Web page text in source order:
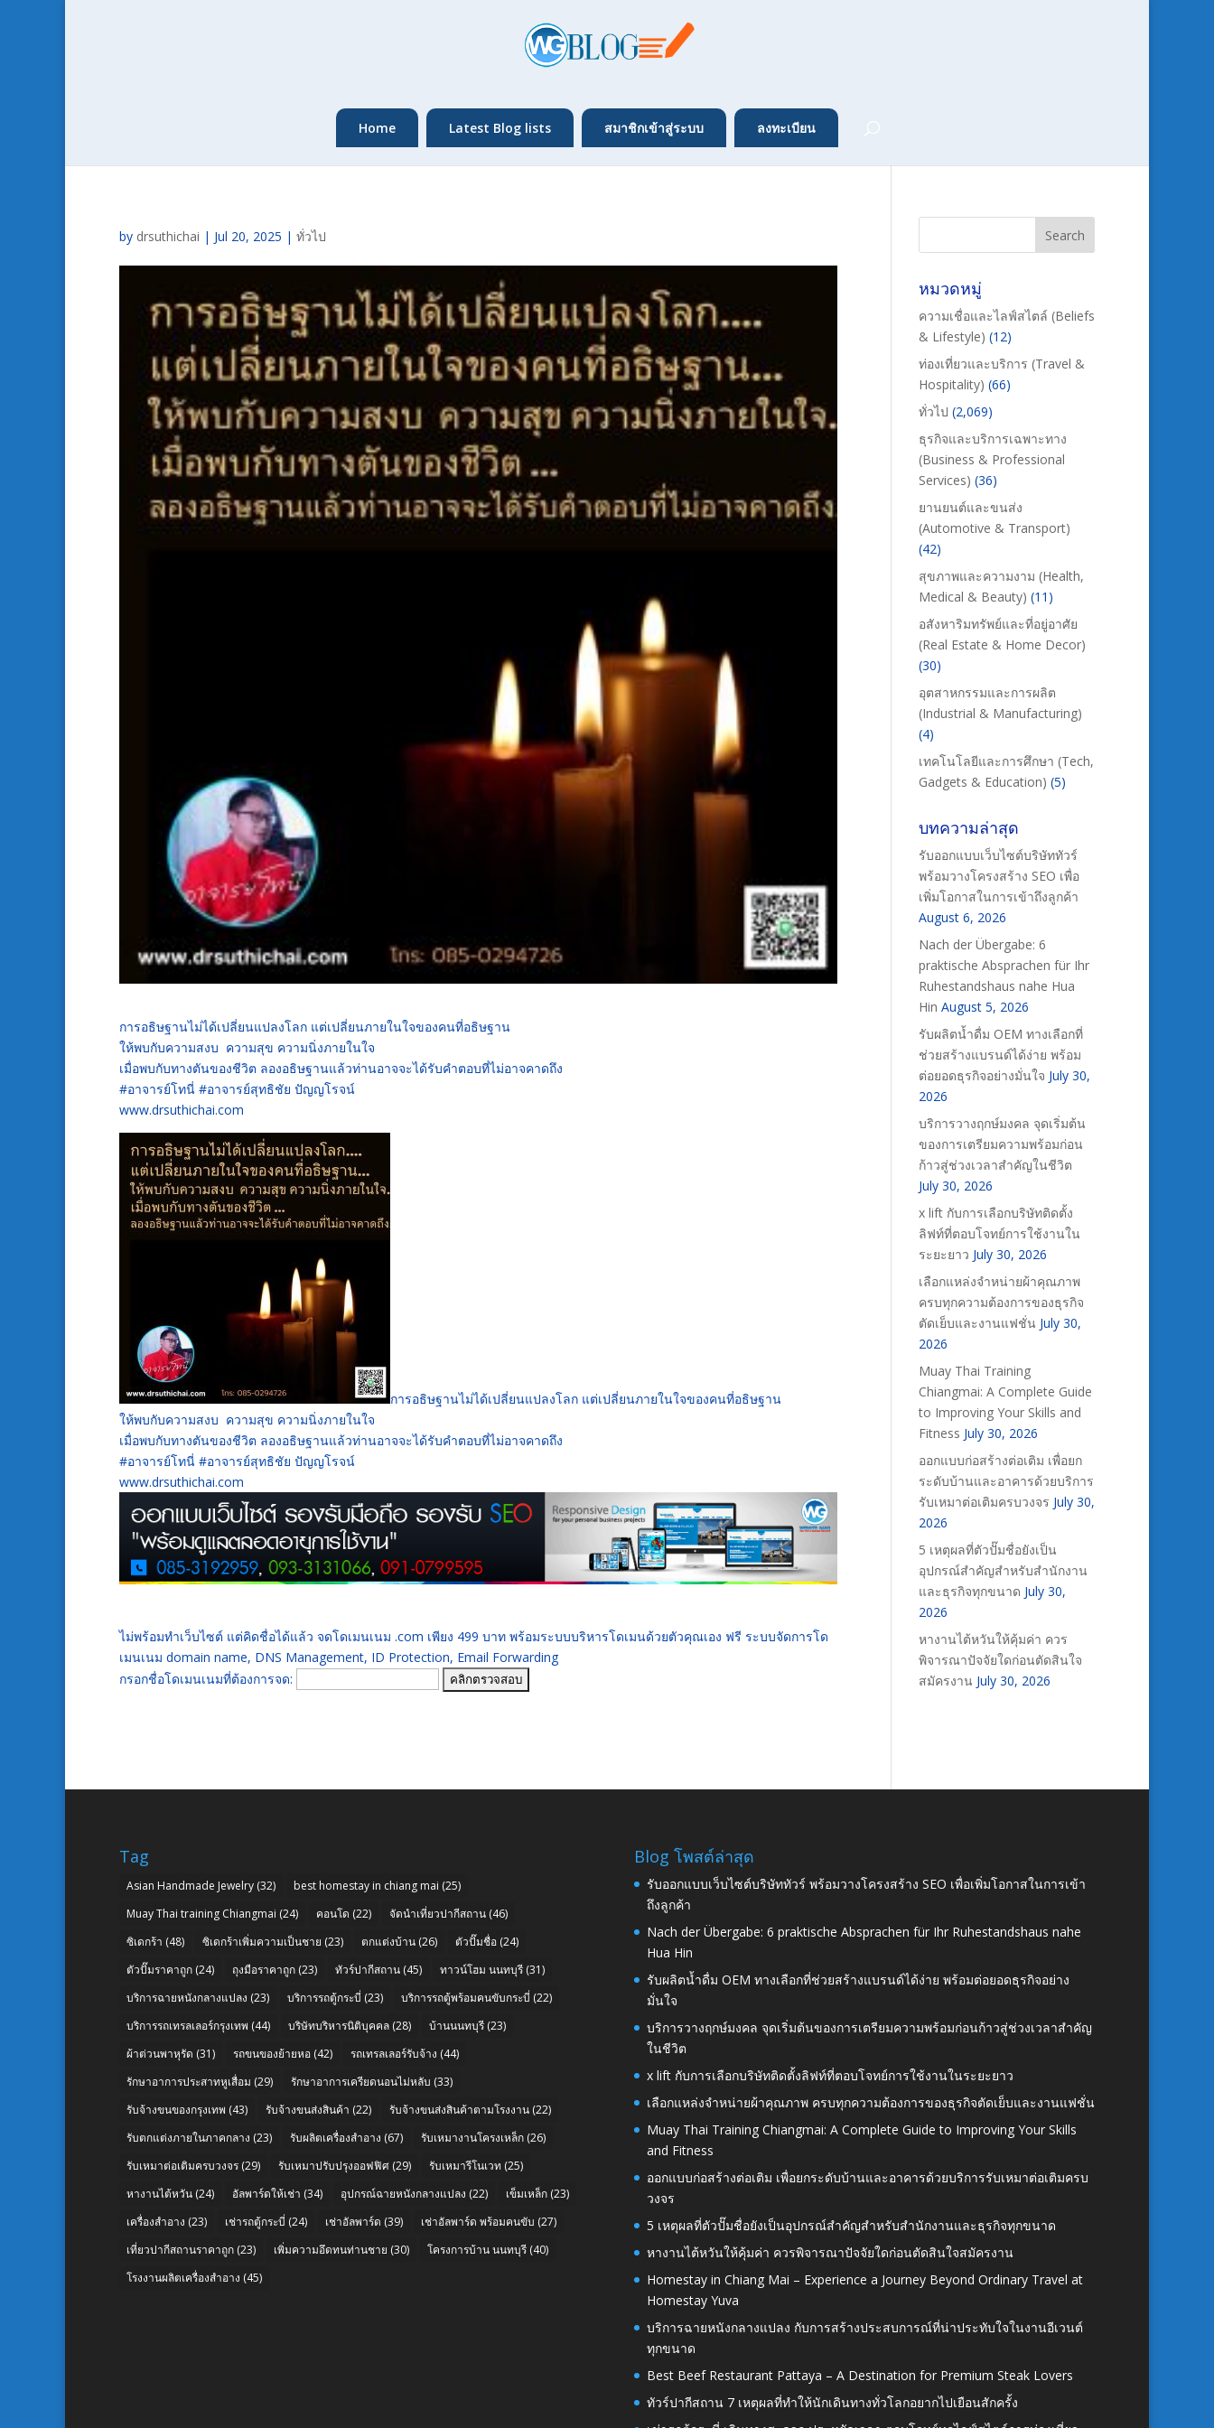
Home Latest Blog lists สมาชิกเข้าสู่ระบบ ลงทะเบียน
by drsuthichai | Jul 20, 2025 | ทั่วไป
การอธิษฐานไม่ได้เปลี่ยนแปลงโลก แต่เปลี่ยนภายในใจของคนที่อธิษฐาน
ให้พบกับความสงบ ความสุข ความนิ่งภายในใจ
เมื่อพบกับทางตันของชีวิต ลองอธิษฐานแล้วท่านอาจจะได้รับคำตอบที่ไม่อาจคาดถึง
#อาจารย์โทนี่ #อาจารย์สุทธิชัย ปัญญโรจน์
www.drsuthichai.com
การอธิษฐานไม่ได้เปลี่ยนแปลงโลก แต่เปลี่ยนภายในใจของคนที่อธิษฐาน
ให้พบกับความสงบ ความสุข ความนิ่งภายในใจ
เมื่อพบกับทางตันของชีวิต ลองอธิษฐานแล้วท่านอาจจะได้รับคำตอบที่ไม่อาจคาดถึง
#อาจารย์โทนี่ #อาจารย์สุทธิชัย ปัญญโรจน์
www.drsuthichai.com
ไม่พร้อมทำเว็บไซต์ แต่คิดชื่อได้แล้ว จดโดเมนเนม .com เพียง 499 บาท พร้อมระบบบริหารโดเมนด้วยตัวคุณเอง ฟรี ระบบจัดการโด
เมนเนม domain name, DNS Management, ID Protection, Email Forwarding
กรอกชื่อโดเมนเนมที่ต้องการจด:
หมวดหมู่
ความเชื่อและไลฟ์สไตล์ (Beliefs
& Lifestyle) (12)
ท่องเที่ยวและบริการ (Travel &
Hospitality) (66)
ทั่วไป (2,069)
ธุรกิจและบริการเฉพาะทาง
(Business & Professional
Services) (36)
ยานยนต์และขนส่ง
(Automotive & Transport)
(42)
สุขภาพและความงาม (Health,
Medical & Beauty) (11)
อสังหาริมทรัพย์และที่อยู่อาศัย
(Real Estate & Home Decor)
(30)
อุตสาหกรรมและการผลิต
(Industrial & Manufacturing)
(4)
เทคโนโลยีและการศึกษา (Tech,
Gadgets & Education) (5)
บทความล่าสุด
รับออกแบบเว็บไซต์บริษัททัวร์
พร้อมวางโครงสร้าง SEO เพื่อ
เพิ่มโอกาสในการเข้าถึงลูกค้า
August 6, 2026
Nach der Übergabe: 6
praktische Absprachen für Ihr
Ruhestandshaus nahe Hua
Hin August 5, 2026
รับผลิตน้ำดื่ม OEM ทางเลือกที่
ช่วยสร้างแบรนด์ได้ง่าย พร้อม
ต่อยอดธุรกิจอย่างมั่นใจ July 30,
2026
บริการวางฤกษ์มงคล จุดเริ่มต้น
ของการเตรียมความพร้อมก่อน
ก้าวสู่ช่วงเวลาสำคัญในชีวิต
July 30, 2026
x lift กับการเลือกบริษัทติดตั้ง
ลิฟท์ที่ตอบโจทย์การใช้งานใน
ระยะยาว July 30, 2026
เลือกแหล่งจำหน่ายผ้าคุณภาพ
ครบทุกความต้องการของธุรกิจ
ตัดเย็บและงานแฟชั่น July 30,
2026
Muay Thai Training
Chiangmai: A Complete Guide
to Improving Your Skills and
Fitness July 30, 2026
ออกแบบก่อสร้างต่อเติม เพื่อยก
ระดับบ้านและอาคารด้วยบริการ
รับเหมาต่อเติมครบวงจร July 30,
2026
5 เหตุผลที่ตัวปั๊มชื่อยังเป็น
อุปกรณ์สำคัญสำหรับสำนักงาน
และธุรกิจทุกขนาด July 30,
2026
หางานไต้หวันให้คุ้มค่า ควร
พิจารณาปัจจัยใดก่อนตัดสินใจ
สมัครงาน July 30, 2026
Tag
Asian Handmade Jewelry (32) best homestay in chiang mai (25)
Muay Thai training Chiangmai (24) คอนโด (22) จัดนำเที่ยวปากีสถาน (46)
ซิเดกร้า (48) ซิเดกร้าเพิ่มความเป็นชาย (23) ตกแต่งบ้าน (26) ตัวปั๊มชื่อ (24)
ตัวปั๊มราคาถูก (24) ถุงมือราคาถูก (23) ทัวร์ปากีสถาน (45) ทาวน์โฮม นนทบุรี (31)
บริการฉายหนังกลางแปลง (23) บริการรถตู้กระบี่ (23) บริการรถตู้พร้อมคนขับกระบี่ (22)
บริการรถเทรลเลอร์กรุงเทพ (44) บริษัทบริหารนิติบุคคล (28) บ้านนนทบุรี (23)
ผ้าต่วนพาหุรัด (31) รถขนของย้ายหอ (42) รถเทรลเลอร์รับจ้าง (44)
รักษาอาการประสาทหูเสื่อม (29) รักษาอาการเครียดนอนไม่หลับ (33)
รับจ้างขนของกรุงเทพ (43) รับจ้างขนส่งสินค้า (22) รับจ้างขนส่งสินค้าตามโรงงาน (22)
รับตกแต่งภายในภาคกลาง (23) รับผลิตเครื่องสำอาง (67) รับเหมางานโครงเหล็ก (26)
รับเหมาต่อเติมครบวงจร (29) รับเหมาปรับปรุงออฟฟิศ (29) รับเหมารีโนเวท (25)
หางานไต้หวัน (24) อัลพาร์ดให้เช่า (34) อุปกรณ์ฉายหนังกลางแปลง (22) เข็มเหล็ก (23)
เครื่องสำอาง (23) เช่ารถตู้กระบี่ (24) เช่าอัลพาร์ด (39) เช่าอัลพาร์ด พร้อมคนขับ (27)
เที่ยวปากีสถานราคาถูก (23) เพิ่มความอึดทนท่านชาย (30) โครงการบ้าน นนทบุรี (40)
โรงงานผลิตเครื่องสำอาง (45)
Blog โพสต์ล่าสุด
รับออกแบบเว็บไซต์บริษัททัวร์ พร้อมวางโครงสร้าง SEO เพื่อเพิ่มโอกาสในการเข้า
ถึงลูกค้า
Nach der Übergabe: 6 praktische Absprachen für Ihr Ruhestandshaus nahe
Hua Hin
รับผลิตน้ำดื่ม OEM ทางเลือกที่ช่วยสร้างแบรนด์ได้ง่าย พร้อมต่อยอดธุรกิจอย่าง
มั่นใจ
บริการวางฤกษ์มงคล จุดเริ่มต้นของการเตรียมความพร้อมก่อนก้าวสู่ช่วงเวลาสำคัญ
ในชีวิต
x lift กับการเลือกบริษัทติดตั้งลิฟท์ที่ตอบโจทย์การใช้งานในระยะยาว
เลือกแหล่งจำหน่ายผ้าคุณภาพ ครบทุกความต้องการของธุรกิจตัดเย็บและงานแฟชั่น
Muay Thai Training Chiangmai: A Complete Guide to Improving Your Skills
and Fitness
ออกแบบก่อสร้างต่อเติม เพื่อยกระดับบ้านและอาคารด้วยบริการรับเหมาต่อเติมครบ
วงจร
5 เหตุผลที่ตัวปั๊มชื่อยังเป็นอุปกรณ์สำคัญสำหรับสำนักงานและธุรกิจทุกขนาด
หางานไต้หวันให้คุ้มค่า ควรพิจารณาปัจจัยใดก่อนตัดสินใจสมัครงาน
Homestay in Chiang Mai – Experience a Journey Beyond Ordinary Travel at
Homestay Yuva
บริการฉายหนังกลางแปลง กับการสร้างประสบการณ์ที่น่าประทับใจในงานอีเวนต์
ทุกขนาด
Best Beef Restaurant Pattaya – A Destination for Premium Steak Lovers
ทัวร์ปากีสถาน 7 เหตุผลที่ทำให้นักเดินทางทั่วโลกอยากไปเยือนสักครั้ง